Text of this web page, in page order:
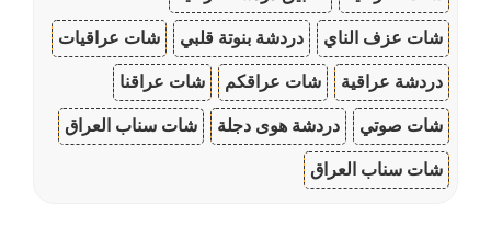
شات عزف الناي دردشة بنوتة قلبي شات عراقيات
دردشة عراقية شات عراقكم شات عراقنا
شات صوتي دردشة هوى دجلة شات سناب العراق
شات سناب العراق